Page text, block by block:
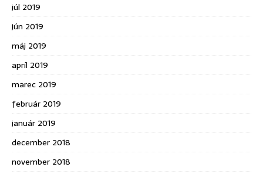
júl 2019
jún 2019
máj 2019
apríl 2019
marec 2019
február 2019
január 2019
december 2018
november 2018